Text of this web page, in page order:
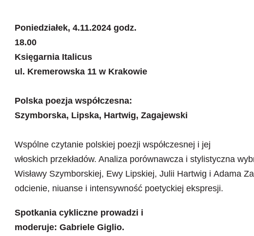
Poniedziałek, 4.11.2024 godz.
18.00
Księgarnia Italicus
ul. Kremerowska 11 w Krakowie
Polska poezja współczesna:
Szymborska, Lipska, Hartwig, Zagajewski
Wspólne czytanie polskiej poezji współczesnej i jej
włoskich przekładów. Analiza porównawcza i stylistyczna
Wisławy Szymborskiej, Ewy Lipskiej, Julii Hartwig i Adama
odcienie, niuanse i intensywność poetyckiej ekspresji.
Spotkania cykliczne prowadzi i
moderuje: Gabriele Giglio.